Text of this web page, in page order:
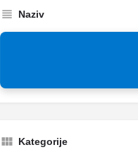
Naziv
Kategorije